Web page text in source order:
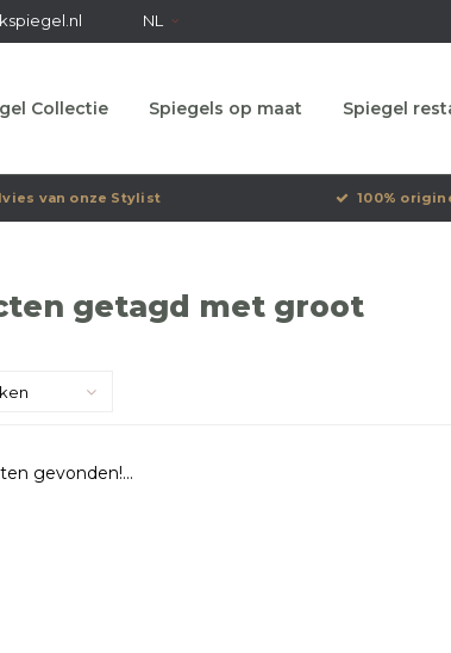
NL
Collectie Spiegels op maat Spiegel
van onze Stylist 100%
getagd met groot
gevonden!...